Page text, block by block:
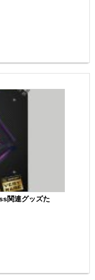
関連グッズた